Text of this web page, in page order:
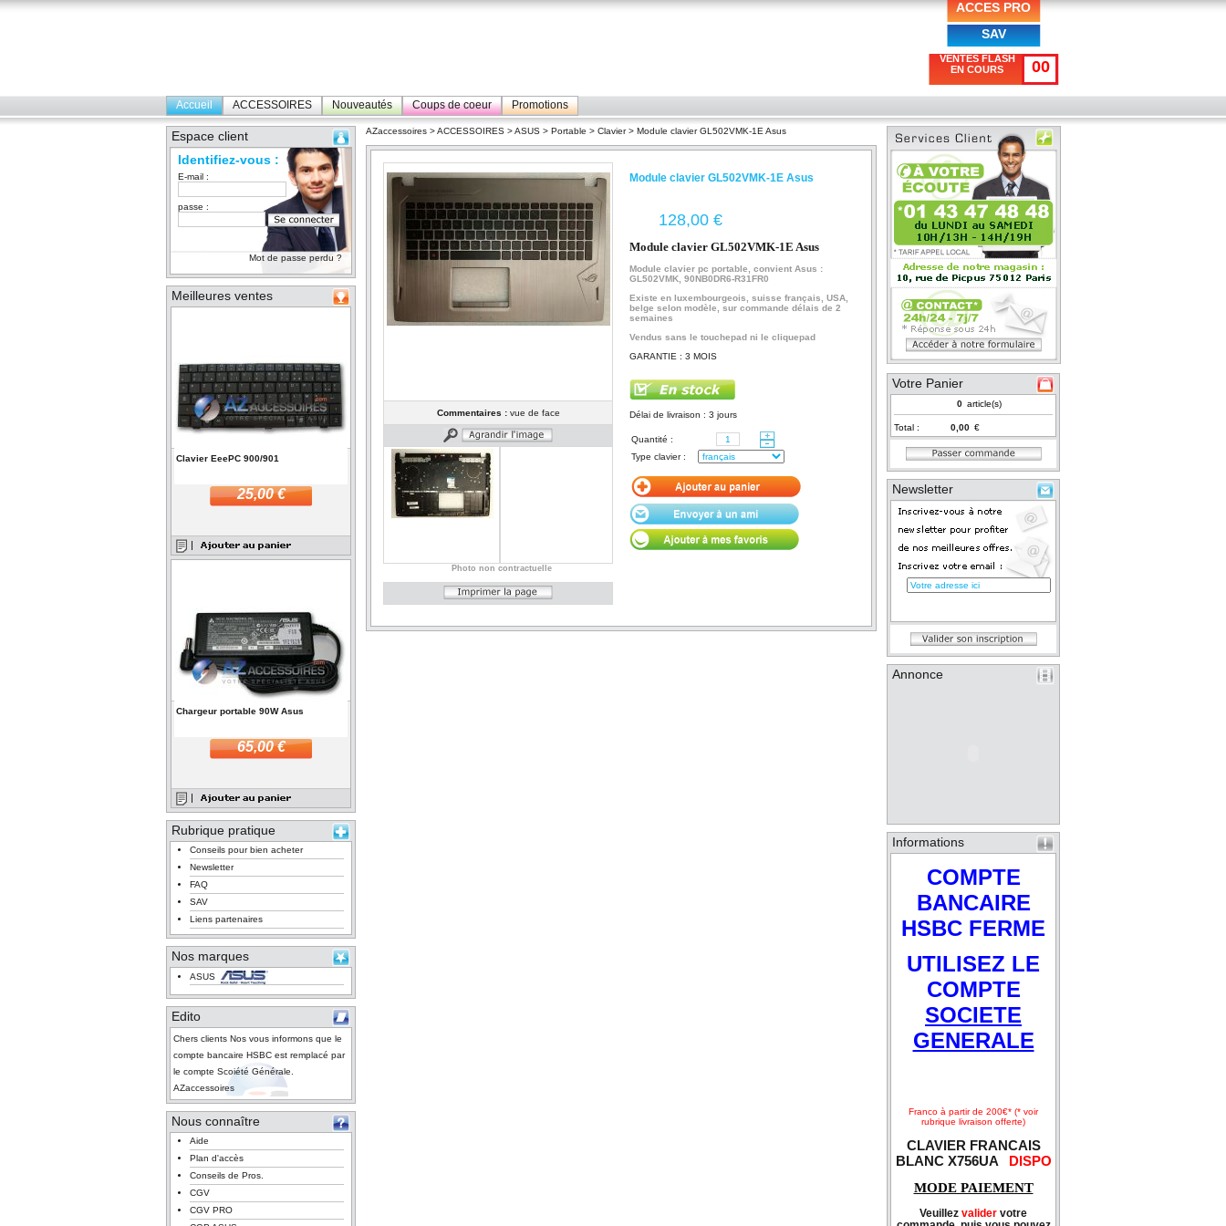
ACCES PRO
SAV
VENTES FLASH
EN COURS
00
Accueil ACCESSOIRES Nouveautés Coups de coeur Promotions
Espace client
Identifiez-vous :
E-mail :
passe :
Mot de passe perdu ?
Meilleures ventes
Clavier EeePC 900/901
25,00 €
Chargeur portable 90W Asus
65,00 €
Rubrique pratique
Conseils pour bien acheter
Newsletter
FAQ
SAV
Liens partenaires
Nos marques
ASUS
Edito
Chers clients Nos vous informons que le
compte bancaire HSBC est remplacé par
le compte Scoiété Générale.
AZaccessoires
Nous connaître
Aide
Plan d'accès
Conseils de Pros.
CGV
CGV PRO
AZaccessoires >ACCESSOIRES >ASUS > Portable > Clavier> Module clavier GL502VMK-1E Asus
Commentaires :vue de face
Photo non contractuelle
Module clavier GL502VMK-1E Asus
€
Module clavier GL502VMK-1E Asus
Module clavier pc portable, convient Asus :
GL502VMK , 90NB0DR6-R31FR0
Existe en luxembourgeois, suisse français, USA,
belge selon modèle, sur commande délais de 2
semaines
Vendus sans le touchepad ni le cliquepad
GARANTIE : 3 MOIS
Délai de livraison : 3 jours
Quantité :
Type clavier :
Votre Panier
article(s)
Total : €
Newsletter
Annonce
Informations
COMPTE
BANCAIRE
HSBC FERME
UTILISEZ LE
COMPTE
SOCIETE
GENERALE
Franco à partir de 200€* (* voir
rubrique livraison offerte)
CLAVIER FRANCAIS
BLANC X756UA DISPO
MODE PAIEMENT
Veuillez valider votre